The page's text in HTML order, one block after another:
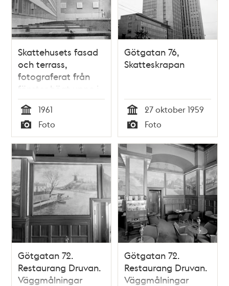
Skattehusets fasad
och terrass,
fotograferat från
fönster högt uppe i
byggnaden
Tid
1961
Typ
Foto
Götgatan 76,
Skatteskrapan
Tid
27 oktober 1959
Typ
Foto
Götgatan 72.
Restaurang Druvan.
Väggmålningar
Götgatan 72.
Restaurang Druvan.
Väggmålningar